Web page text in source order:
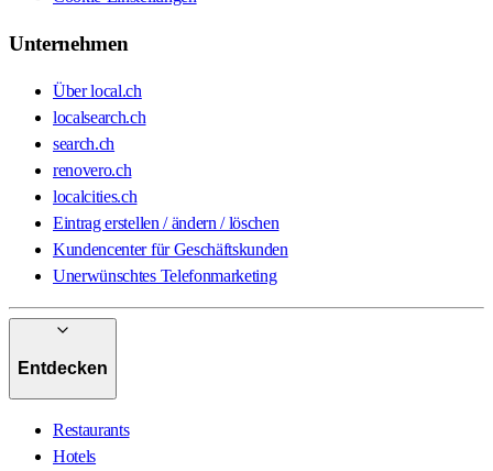
Unternehmen
Über local.ch
localsearch.ch
search.ch
renovero.ch
localcities.ch
Eintrag erstellen / ändern / löschen
Kundencenter für Geschäftskunden
Unerwünschtes Telefonmarketing
Entdecken
Restaurants
Hotels